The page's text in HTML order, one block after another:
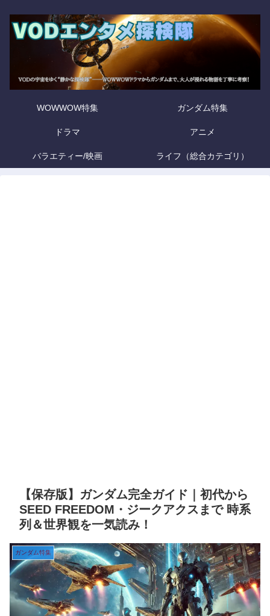
WOWWOW特集 ガンダム特集
ドラマ アニメ
バラエティー/映画 ライフ（総合カテゴリ）
【保存版】ガンダム完全ガイド｜初代から
SEED FREEDOM・ジークアクスまで 時系
列＆世界観を一気読み！
ガンダム特集